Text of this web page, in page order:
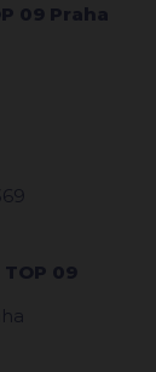
09 Praha
09